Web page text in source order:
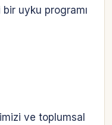
uyku programı
ve toplumsal